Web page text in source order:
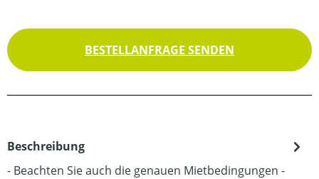
BESTELLANFRAGE SENDEN
Beschreibung
- Beachten Sie auch die genauen Mietbedingungen -